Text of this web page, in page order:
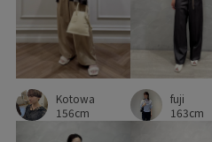
Kotowa
156cm
fuji
163cm